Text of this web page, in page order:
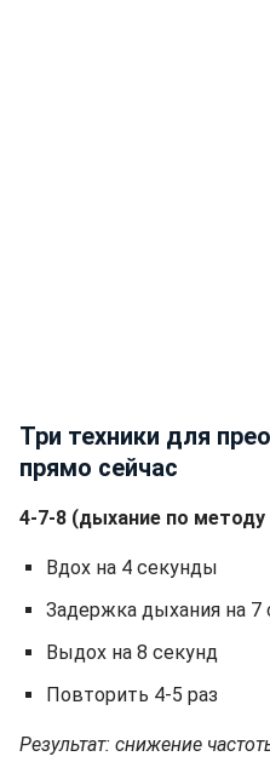
Три техники для
прямо сейчас
4-7-8 (дыхание по
Вдох на 4 секунды
Задержка дыхания на 7
Выдох на 8 секунд
Повторить 4-5 раз
Результат: снижение